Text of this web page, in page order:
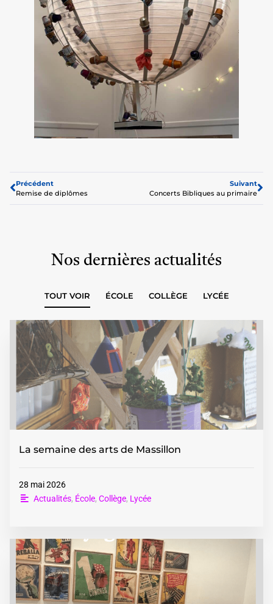
Précédent
Remise de diplômes
Suivant
Concerts Bibliques au primaire
Nos dernières actualités
TOUT VOIR ÉCOLE COLLÈGE LYCÉE
La semaine des arts de Massillon
28 mai 2026
Actualités, École, Collège, Lycée